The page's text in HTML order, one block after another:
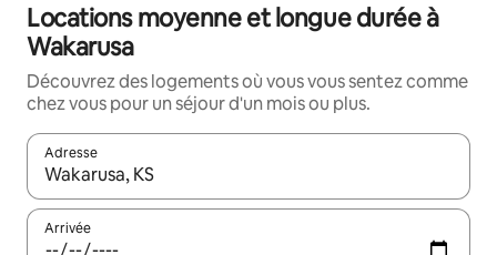
Locations moyenne et longue durée à
Wakarusa
Découvrez des logements où vous vous sentez comme
chez vous pour un séjour d'un mois ou plus.
Adresse
Lorsque les résultats s'affichent, utilisez les flèches vers le
Arrivée